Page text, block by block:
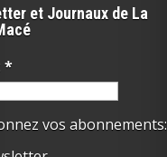
et Journaux de La
*
vos abonnements: